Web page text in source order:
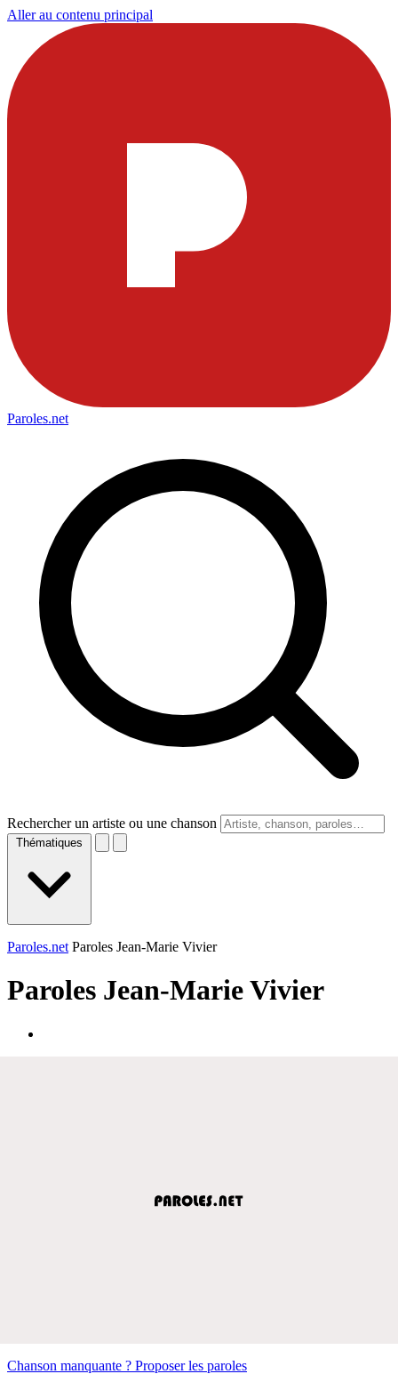
Aller au contenu principal
Paroles.net
Rechercher un artiste ou une chanson
Thématiques
Paroles.net Paroles Jean-Marie Vivier
Paroles Jean-Marie Vivier
Chanson manquante ? Proposer les paroles